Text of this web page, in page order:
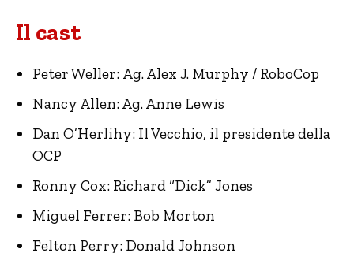
Il cast
Peter Weller: Ag. Alex J. Murphy / RoboCop
Nancy Allen: Ag. Anne Lewis
Dan O’Herlihy: Il Vecchio, il presidente della
OCP
Ronny Cox: Richard “Dick” Jones
Miguel Ferrer: Bob Morton
Felton Perry: Donald Johnson